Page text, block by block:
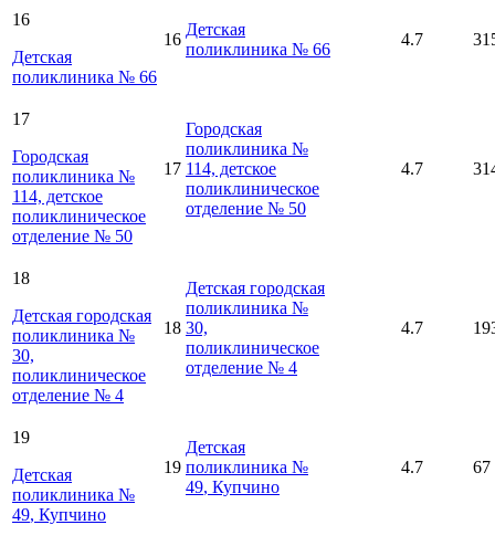
16
Детская
поликлиника № 66
16
Детская
поликлиника № 66
4.7
17
Городская
поликлиника №
114, детское
поликлиническое
отделение № 50
17
Городская
поликлиника №
114, детское
поликлиническое
отделение № 50
4.7
18
Детская городская
поликлиника №
30,
поликлиническое
отделение № 4
18
Детская городская
поликлиника №
30,
поликлиническое
отделение № 4
4.7
19
Детская
поликлиника №
49, Купчино
19
Детская
поликлиника №
49, Купчино
4.7 67